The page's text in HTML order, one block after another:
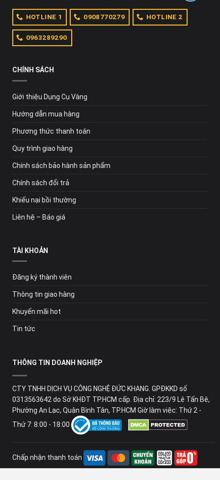
HOTLINE 1 0908770279 HOTLINE 2
0963289290
CHÍNH SÁCH
Giới thiệu Dụng Cụ Vàng
Hướng dẫn mua hàng
Phương thức thanh toán
Quy trình giao hàng
Chính sách bảo hành sản phẩm
Chính sách đổi trả
Khiếu nại bồi thường
Liên hệ – Báo giá
TÀI KHOẢN
Đăng ký thành viên
Thông tin giao hàng
Khuyến mãi hot
Tin tức
THÔNG TIN DOANH NGHIỆP
CTY TNHH DỊCH VỤ CÔNG NGHỆ ĐỨC KHANG. GPĐKKD số
0313563642 do Sở KHĐT TP.HCM cấp. Địa chỉ: 223/9 Lê Tấn Bê,
Phường An Lạc, Quận Bình Tân, TP.HCM Giờ làm việc: Thứ 2 -
Thứ 7: 8:00 - 18:00
Chấp nhận thanh toán